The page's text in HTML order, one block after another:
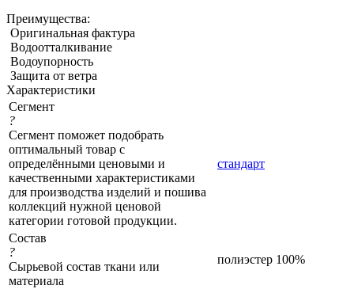
Преимущества:
Оригинальная фактура
Водоотталкивание
Водоупорность
Защита от ветра
Характеристики
Сегмент
?
Сегмент поможет подобрать
оптимальный товар с
определёнными ценовыми и
качественными характеристиками
для производства изделий и пошива
коллекций нужной ценовой
категории готовой продукции.
стандарт
Состав
?
Сырьевой состав ткани или
материала
полиэстер 100%